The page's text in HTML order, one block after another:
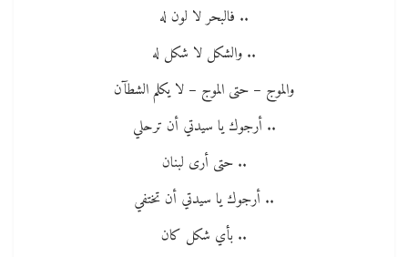
.. فالبحر لا لون له
.. والشكل لا شكل له
والموج – حتى الموج – لا يكلم الشطآن
.. أرجوك يا سيدتي أن ترحلي
.. حتى أرى لبنان
.. أرجوك يا سيدتي أن تختفي
.. بأي شكل كان